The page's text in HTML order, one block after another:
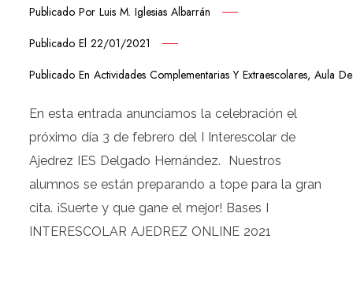
Publicado PorLuis M. Iglesias Albarrán
Publicado El22/01/2021
Publicado EnActividades Complementarias Y Extraescolares,Aula
En esta entrada anunciamos la celebración el
próximo día 3 de febrero del I Interescolar de
Ajedrez IES Delgado Hernández. Nuestros
alumnos se están preparando a tope para la gran
cita. ¡Suerte y que gane el mejor! Bases I
INTERESCOLAR AJEDREZ ONLINE 2021